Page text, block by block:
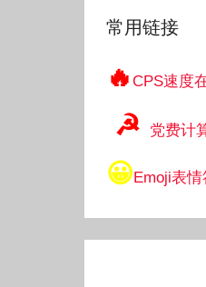
常用链接
🔥CPS速度
☭ 党费计
😀Emoji表